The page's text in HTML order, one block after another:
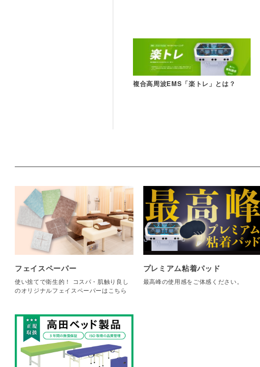
複合高周波EMS「楽トレ」とは？
フェイスペーパー
使い捨てで衛生的！ コスパ・肌触り良し
のオリジナルフェイスペーパーはこちら
プレミアム粘着パッド
最高峰の使用感をご体感ください。